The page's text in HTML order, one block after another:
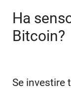
Ha
Bitcoin?
Se investire